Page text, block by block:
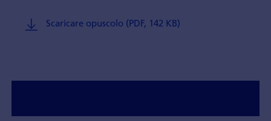
Scaricare opuscolo (PDF, 142 KB)